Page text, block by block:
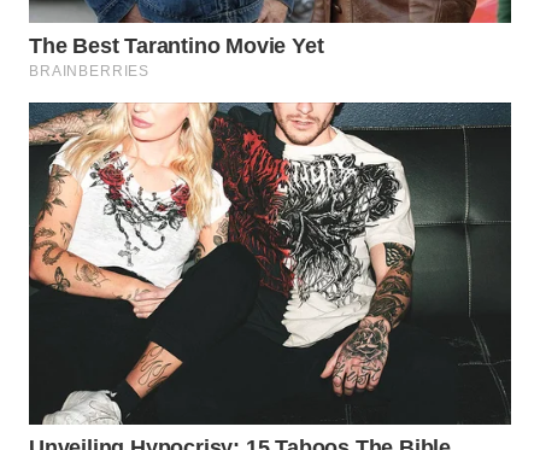
WN
MAJALENGKA
WN
SUBANG
WN
SUKABUMI
WN
PURWAKARTA
PRIANGAN
TIMUR